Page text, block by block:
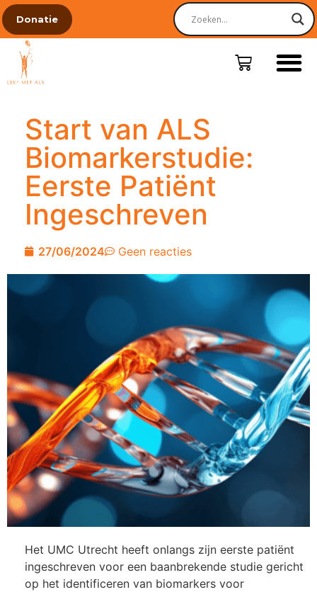
Donatie
Start van ALS
Biomarkerstudie:
Eerste Patiënt
Ingeschreven
27/06/2024 Geen reacties
Het UMC Utrecht heeft onlangs zijn eerste patiënt
ingeschreven voor een baanbrekende studie gericht
op het identificeren van biomarkers voor